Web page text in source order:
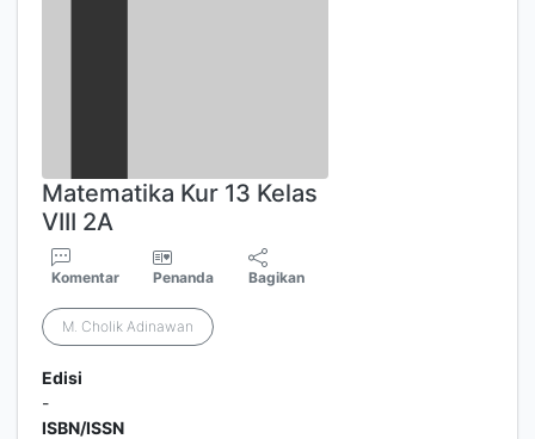
Matematika Kur 13 Kelas
VIII 2A
Komentar Penanda Bagikan
M. Cholik Adinawan
Edisi
-
ISBN/ISSN